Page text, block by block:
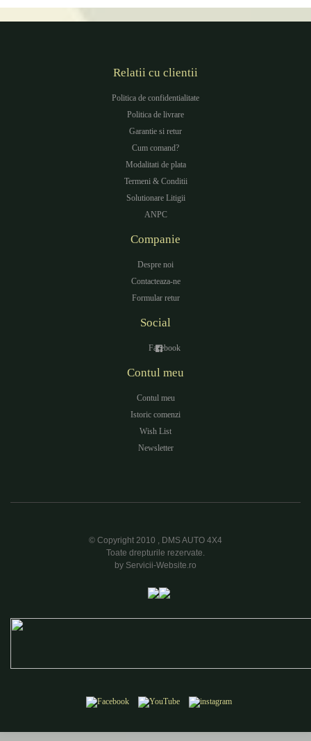
Relatii cu clientii
Politica de confidentialitate
Politica de livrare
Garantie si retur
Cum comand?
Modalitati de plata
Termeni & Conditii
Solutionare Litigii
ANPC
Companie
Despre noi
Contacteaza-ne
Formular retur
Social
Facebook
Contul meu
Contul meu
Istoric comenzi
Wish List
Newsletter
© Copyright 2010 , DMS AUTO 4X4
Toate drepturile rezervate.
by Servicii-Website.ro